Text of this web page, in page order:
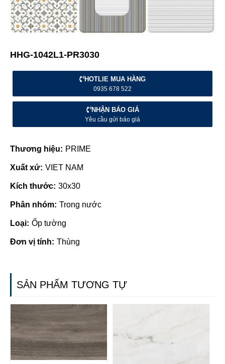
HHG-1042L1-PR3030
HOTLIE MUA HÀNG
0935 678 522
NHẬN BÁO GIÁ
Yêu cầu gửi báo giá
Thương hiệu: PRIME
Xuất xứ: VIET NAM
Kích thước: 30x30
Phân nhóm: Trong nước
Loại: Ốp tường
Đơn vị tính: Thùng
SẢN PHẨM TƯƠNG TỰ